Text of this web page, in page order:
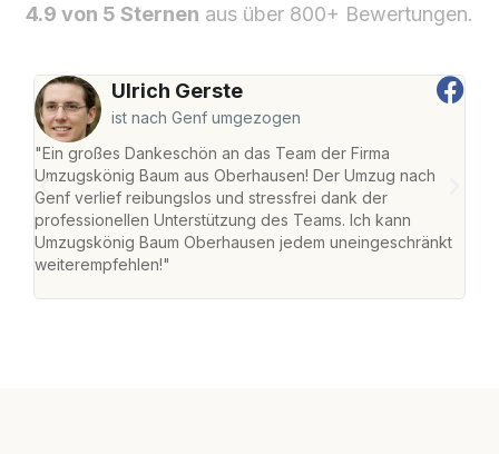
4.9 von 5 Sternen aus über 800+ Bewertungen.
Ulrich Gerste
ist nach Genf umgezogen
"Ein großes Dankeschön an das Team der Firma
Umzugskönig Baum aus Oberhausen! Der Umzug nach
Genf verlief reibungslos und stressfrei dank der
professionellen Unterstützung des Teams. Ich kann
Umzugskönig Baum Oberhausen jedem uneingeschränkt
weiterempfehlen!"